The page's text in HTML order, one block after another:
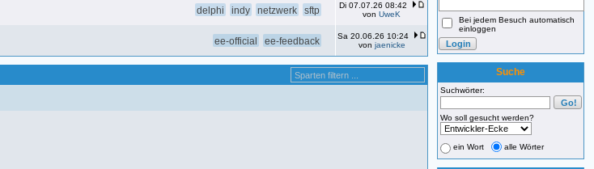
delphi indy netzwerk sftp
Di 07.07.26 08:42
von UweK
ee-official ee-feedback
Sa 20.06.26 10:24
von jaenicke
Bei jedem Besuch automatisch
einloggen
Suche
Suchwörter:
Wo soll gesucht werden?
ein Wort alle Wörter